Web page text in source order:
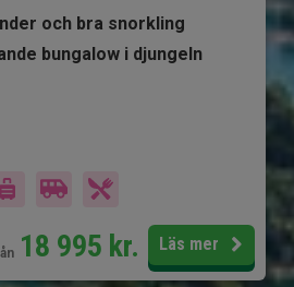
och bra snorkling
bungalow i djungeln
18 995 kr. Läs mer